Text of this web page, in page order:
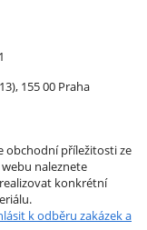
155 00 Praha
obchodní příležitosti ze
naleznete
konkrétní
k odběru zakázek a